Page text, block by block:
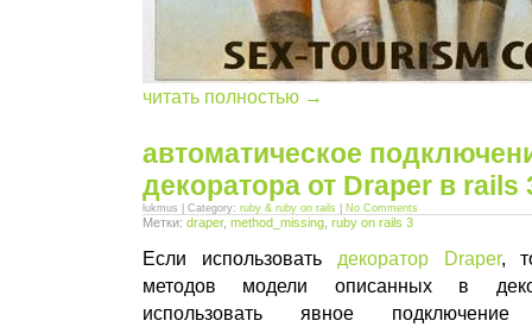
читать полностью →
автоматическое
декоратора от Draper в rails
lukmus | Category: ruby & ruby on rails No Comments
Метки: draper, method_missing ruby on rails 3
Если использовать декоратор Draper,
методов модели описанных в
использовать явное